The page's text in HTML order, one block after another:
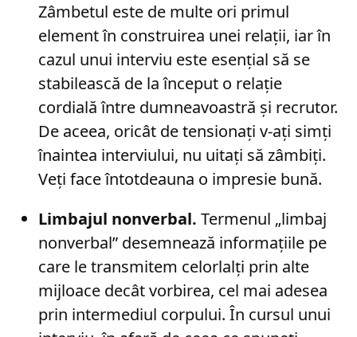
Zâmbetul este de multe ori primul
element în construirea unei relații, iar în
cazul unui interviu este esențial să se
stabilească de la început o relație
cordială între dumneavoastră și recrutor.
De aceea, oricât de tensionați v-ați simți
înaintea interviului, nu uitați să zâmbiți.
Veți face întotdeauna o impresie bună.
Limbajul nonverbal. Termenul „limbaj
nonverbal” desemnează informațiile pe
care le transmitem celorlalți prin alte
mijloace decât vorbirea, cel mai adesea
prin intermediul corpului. În cursul unui